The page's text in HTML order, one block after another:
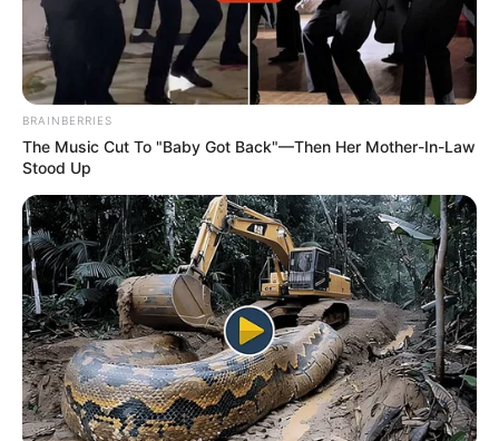
BRAINBERRIES
The Music Cut To "Baby Got Back"—Then Her Mother-In-Law
Stood Up